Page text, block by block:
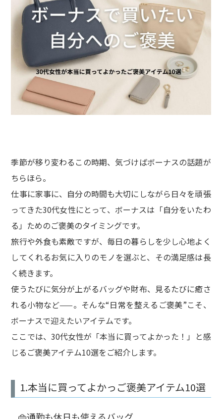
季節が移り変わるこの時期、気づけばボーナスの話題が
ちらほら。
仕事に家事に、自分の時間も大切にしながら日々を頑張
ってきた30代女性にとって、ボーナスは「自分をいたわ
る」ためのご褒美のタイミングです。
旅行や外食も素敵ですが、毎日の暮らしを少し心地よく
してくれるお気に入りのモノを選ぶと、その満足感は長
く続きます。
使うたびに気分が上がるバッグや財布、見るたびに癒さ
れる小物など——。そんな“日常を整えるご褒美”こそ、
ボーナスで迎えたいアイテムです。
ここでは、30代女性が「本当に買ってよかった！」と感
じるご褒美アイテム10選をご紹介します。
1.本当に買ってよかっご褒美アイテム10選